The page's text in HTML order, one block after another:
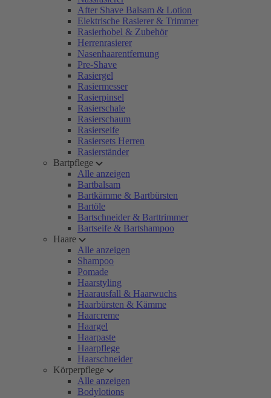
After Shave Balsam & Lotion
Elektrische Rasierer & Trimmer
Rasierhobel & Zubehör
Herrenrasierer
Nasenhaarentfernung
Pre-Shave
Rasiergel
Rasiermesser
Rasierpinsel
Rasierschale
Rasierschaum
Rasierseife
Rasiersets Herren
Rasierständer
Bartpflege
Alle anzeigen
Bartbalsam
Bartkämme & Bartbürsten
Bartöle
Bartschneider & Barttrimmer
Bartseife & Bartshampoo
Haare
Alle anzeigen
Shampoo
Pomade
Haarstyling
Haarausfall & Haarwuchs
Haarbürsten & Kämme
Haarcreme
Haargel
Haarpaste
Haarpflege
Haarschneider
Körperpflege
Alle anzeigen
Bodylotions